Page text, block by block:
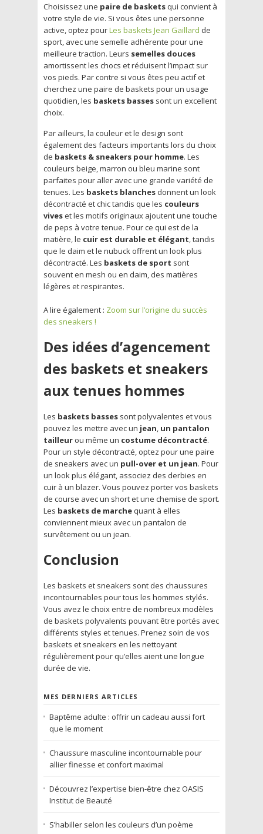
Choisissez une paire de basketsqui convient à
votre style de vie. Si vous êtes une personne
active, optez pourLes baskets Jean Gaillard de
sport, avec une semelle adhérente pour une
meilleure traction. Leurs semelles douces
amortissent les chocs et réduisent l’impact sur
vos pieds. Par contre si vous êtes peu actif et
cherchez une paire de baskets pour un usage
quotidien, les baskets basses sont un excellent
choix.
Par ailleurs, la couleur et le design sont
également des facteurs importants lors du choix
de baskets & sneakers pour homme. Les
couleurs beige, marron ou bleu marine sont
parfaites pour aller avec une grande variété de
tenues. Les baskets blanches donnent un look
décontracté et chic tandis que les couleurs
viveset les motifs originaux ajoutent une touche
de peps à votre tenue. Pour ce qui est de la
matière, le cuir est durable et élégant, tandis
que le daim et le nubuck offrent un look plus
décontracté. Les baskets de sport sont
souvent en mesh ou en daim, des matières
légères et respirantes.
A lire également : Zoom sur l’origine du succès
des sneakers !
Des idées d’agencement
des baskets et sneakers
aux tenues hommes
Les baskets basses sont polyvalentes et vous
pouvez les mettre avec un jean, un pantalon
tailleur ou même un costume décontracté.
Pour un style décontracté, optez pour une paire
de sneakers avec un pull-over et un jean. Pour
un look plus élégant, associez des derbies en
cuir à un blazer. Vous pouvez porter vos baskets
de course avec un short et une chemise de sport.
Les baskets de marchequant à elles
conviennent mieux avec un pantalon de
survêtement ou un jean.
Conclusion
Les baskets et sneakers sont des chaussures
incontournables pour tous les hommes stylés.
Vous avez le choix entre de nombreux modèles
de baskets polyvalents pouvant être portés avec
différents styles et tenues. Prenez soin de vos
baskets et sneakers en les nettoyant
régulièrement pour qu’elles aient une longue
durée de vie.
MES DERNIERS ARTICLES
Baptême adulte : offrir un cadeau aussi fort
que le moment
Chaussure masculine incontournable pour
allier finesse et confort maximal
Découvrez l’expertise bien-être chez OASIS
Institut de Beauté
S’habiller selon les couleurs d’un poème